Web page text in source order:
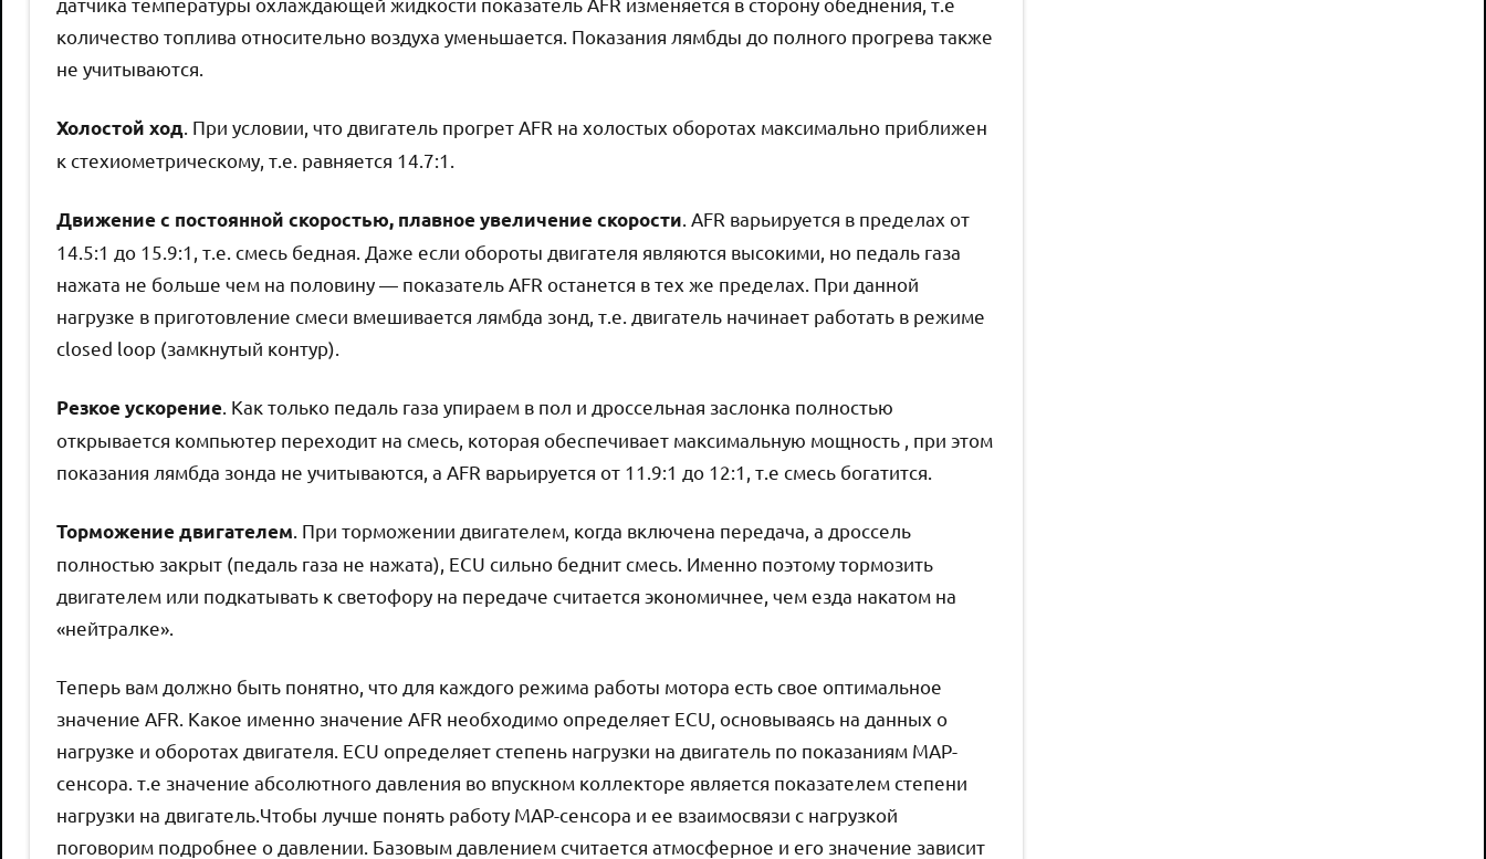
количество топлива относительно воздуха уменьшается. Показания лямбды до полного прогрева также
не учитываются.
Холостой ход . При условии, что двигатель прогрет AFR на холостых оборотах максимально приближен
к стехиометрическому, т.е. равняется 14.7:1.
Движение с постоянной скоростью, плавное увеличение скорости . AFR варьируется в пределах от
14.5:1 до 15.9:1, т.е. смесь бедная. Даже если обороты двигателя являются высокими, но педаль газа
нажата не больше чем на половину — показатель AFR останется в тех же пределах. При данной
нагрузке в приготовление смеси вмешивается лямбда зонд, т.е. двигатель начинает работать в режиме
closed loop (замкнутый контур).
Резкое ускорение . Как только педаль газа упираем в пол и дроссельная заслонка полностью
открывается компьютер переходит на смесь, которая обеспечивает максимальную мощность , при этом
показания лямбда зонда не учитываются, а AFR варьируется от 11.9:1 до 12:1, т.е смесь богатится.
Торможение двигателем . При торможении двигателем, когда включена передача, а дроссель
полностью закрыт (педаль газа не нажата), ECU сильно беднит смесь. Именно поэтому тормозить
двигателем или подкатывать к светофору на передаче считается экономичнее, чем езда накатом на
«нейтралке».
Теперь вам должно быть понятно, что для каждого режима работы мотора есть свое оптимальное
значение AFR. Какое именно значение AFR необходимо определяет ECU, основываясь на данных о
нагрузке и оборотах двигателя. ECU определяет степень нагрузки на двигатель по показаниям MAP-
сенсора. т.е значение абсолютного давления во впускном коллекторе является показателем степени
нагрузки на двигатель.Чтобы лучше понять работу MAP-сенсора и ее взаимосвязи с нагрузкой
поговорим подробнее о давлении. Базовым давлением считается атмосферное и его значение зависит